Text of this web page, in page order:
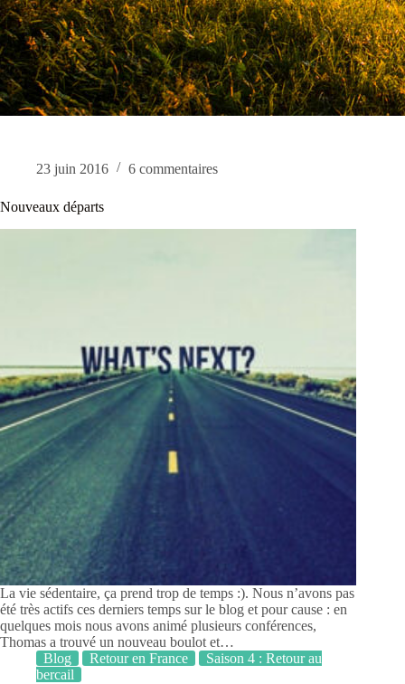
23 juin 2016 6 commentaires
Nouveaux départs
La vie sédentaire, ça prend trop de temps :). Nous n’avons pas
été très actifs ces derniers temps sur le blog et pour cause : en
quelques mois nous avons animé plusieurs conférences,
Thomas a trouvé un nouveau boulot et…
Blog
Retour en France
Saison 4 : Retour au
bercail